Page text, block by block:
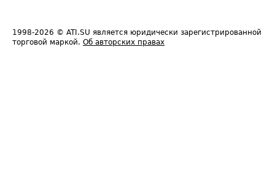
1998-2026 © ATI.SU является юридически зарегистрированной
торговой маркой. Об авторских правах